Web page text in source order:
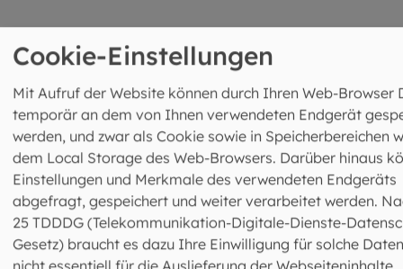
Das könnte Sie auch
interessieren
© aletia2011 / stock.adobe.com
Cookie-Einstellungen
Mit Aufruf der Website können durch Ihren Web-Browser
temporär an dem von Ihnen verwendeten Endgerät
werden, und zwar als Cookie sowie in Speicherbereichen
dem Local Storage des Web-Browsers. Darüber hinaus
Einstellungen und Merkmale des verwendeten Endgeräts
abgefragt, gespeichert und weiter verarbeitet werden.
25 TDDDG (Telekommunikation-Digitale-Dienste-
Gesetz) braucht es dazu Ihre Einwilligung für solche
nicht essentiell für die Auslieferung der Webseiteninhalte